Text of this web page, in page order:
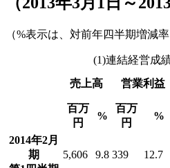
（%表示は、対前年四半期増減率
(1)連結経営成
売上高
営業利益
百万
円
%
百万
円
%
2014年2月
期
5,606 9.8 339 12.7